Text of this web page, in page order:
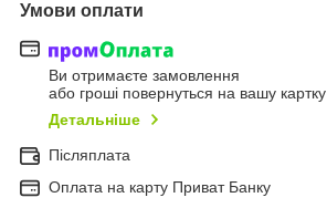
Умови оплати
Ви отримаєте замовлення
або гроші повернуться на вашу картку
Детальніше
Післяплата
Оплата на карту Приват Банку